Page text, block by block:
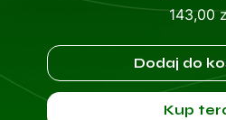
143,00
Dodaj do
Kup